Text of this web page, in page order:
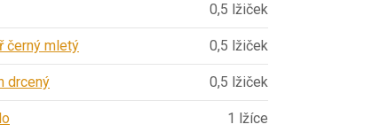
0,5 lžiček
černý mletý 0,5 lžiček
drcený 0,5 lžiček
1 lžíce